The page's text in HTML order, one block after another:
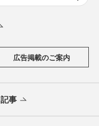
広告掲載のご案内
記事